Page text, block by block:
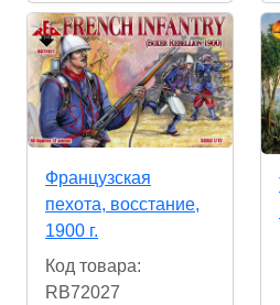
Французская
пехота, восстание,
1900 г.
Код товара:
RB72027